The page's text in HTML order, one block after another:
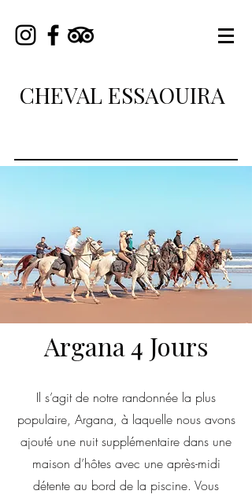
CHEVAL ESSAOUIRA
Argana 4 Jours
Il s’agit de notre randonnée la plus
populaire, Argana, à laquelle nous avons
ajouté une nuit supplémentaire dans une
maison d’hôtes avec une après-midi
détente au bord de la piscine. Vous